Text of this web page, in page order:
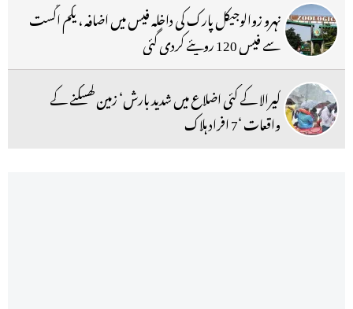
نہرو زوالوجیکل پارک کی داخلہ فیس میں اضافہ ، یکم اگست
سے فیس 120 روپئے کردی گئی
کیرالا کے کئی اضلاع میں شدید بارش‘ زمین کھسکنے کے
واقعات ‘7 افراد ہلاک